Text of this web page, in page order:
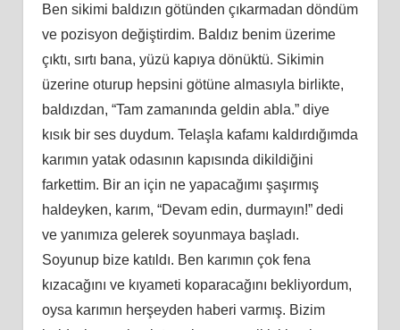
Ben sikimi baldızın götünden çıkarmadan döndüm
ve pozisyon değiştirdim. Baldız benim üzerime
çıktı, sırtı bana, yüzü kapıya dönüktü. Sikimin
üzerine oturup hepsini götüne almasıyla birlikte,
baldızdan, “Tam zamanında geldin abla.” diye
kısık bir ses duydum. Telaşla kafamı kaldırdığımda
karımın yatak odasının kapısında dikildiğini
farkettim. Bir an için ne yapacağımı şaşırmış
haldeyken, karım, “Devam edin, durmayın!” dedi
ve yanımıza gelerek soyunmaya başladı.
Soyunup bize katıldı. Ben karımın çok fena
kızacağını ve kıyameti koparacağını bekliyordum,
oysa karımın herşeyden haberi varmış. Bizim